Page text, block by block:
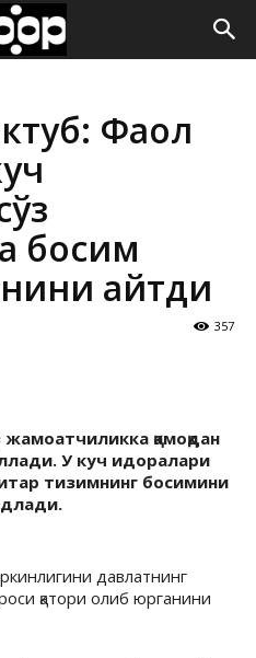
Фаол
босим
айтди
357
қамоқдан
У куч идоралари
тизимнинг босимини
давлатнинг
қатори олиб юрганини